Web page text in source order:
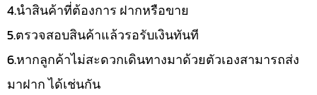
4.นำสินค้าที่ต้องการ ฝากหรือขาย
5.ตรวจสอบสินค้าแล้วรอรับเงินทันที
6.หากลูกค้าไม่สะดวกเดินทางมาด้วยตัวเองสามารถส่ง
มาฝาก ได้เช่นกัน